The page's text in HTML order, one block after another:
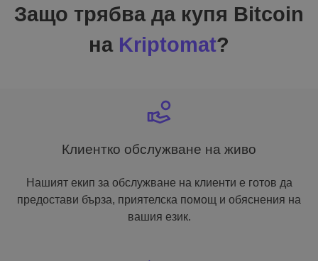
Защо трябва да купя Bitcoin
на Kriptomat?
Клиентко обслужване на живо
Нашият екип за обслужване на клиенти е готов да
предостави бърза, приятелска помощ и обяснения на
вашия език.